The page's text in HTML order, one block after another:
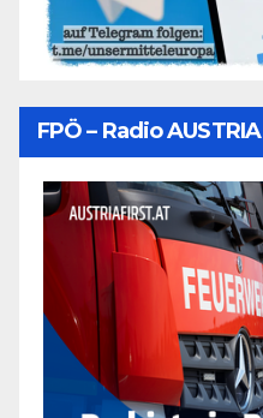
FPÖ – Radio